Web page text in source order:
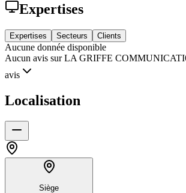
Expertises
Expertises Secteurs Clients
Aucune donnée disponible
Aucun avis sur LA GRIFFE
avis
Localisation
Siège